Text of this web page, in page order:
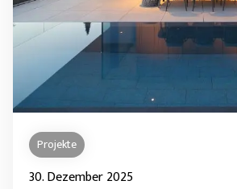
Projekte
30. Dezember 2025